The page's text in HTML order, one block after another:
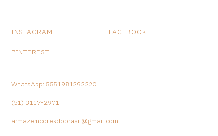
INSTAGRAM FACEBOOK
PINTEREST
WhatsApp: 5551981292220
(51) 3137-2971
armazemcoresdobrasil@gmail.com